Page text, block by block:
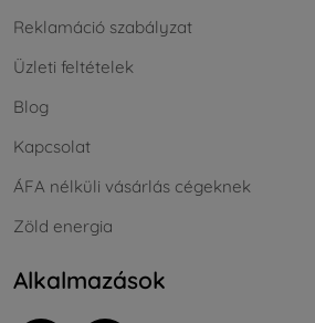
Reklamáció szabályzat
Üzleti feltételek
Blog
Kapcsolat
ÁFA nélküli vásárlás cégeknek
Zöld energia
Alkalmazások